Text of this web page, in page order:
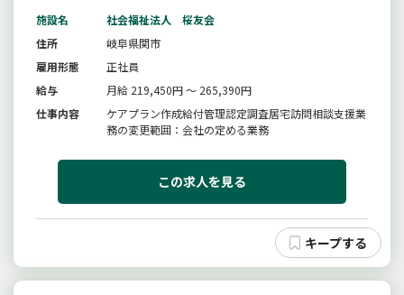
施設名
社会福祉法人 桜友会
住所
岐阜県関市
雇用形態
正社員
給与
月給 219,450円 ～ 265,390円
仕事内容
ケアプラン作成給付管理認定調査居宅訪問相談支援業
務の変更範囲：会社の定める業務
この求人を見る